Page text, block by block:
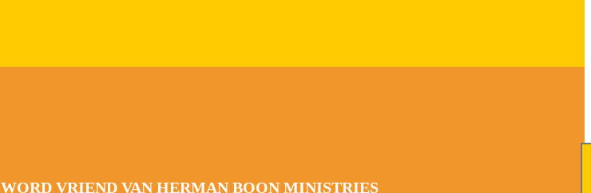
WORD VRIEND VAN HERMAN BOON MINISTRIES